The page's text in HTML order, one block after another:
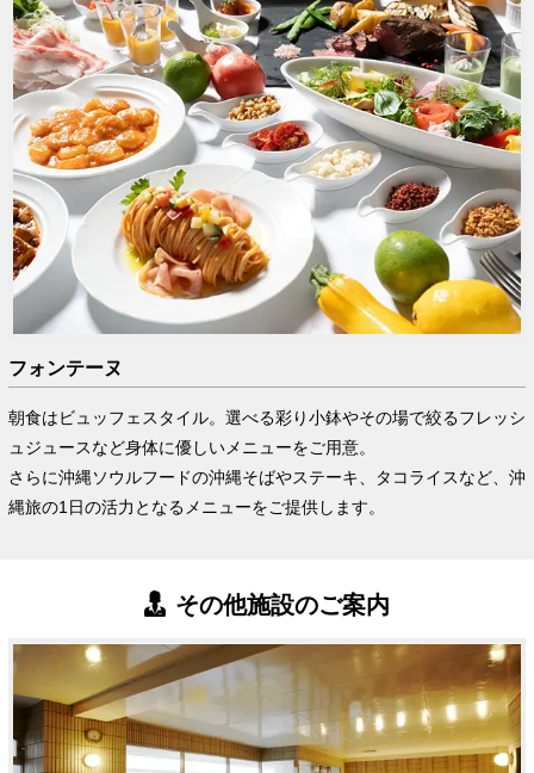
フォンテーヌ
朝食はビュッフェスタイル。選べる彩り小鉢やその場で絞るフレッシ
ュジュースなど身体に優しいメニューをご用意。
さらに沖縄ソウルフードの沖縄そばやステーキ、タコライスなど、沖
縄旅の1日の活力となるメニューをご提供します。
その他施設のご案内